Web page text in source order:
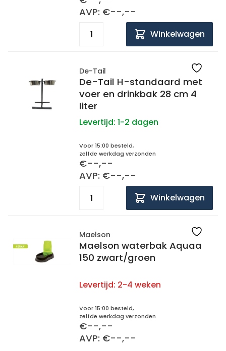
AVP: €--,--
Winkelwagen
De-Tail
De-Tail H-standaard met
voer en drinkbak 28 cm 4
liter
Levertijd: 1-2 dagen
Voor 15:00 besteld,
zelfde werkdag verzonden
€--,--
AVP: €--,--
Winkelwagen
Maelson
Maelson waterbak Aquaa
150 zwart/groen
Levertijd: 2-4 weken
Voor 15:00 besteld,
zelfde werkdag verzonden
€--,--
AVP: €--,--